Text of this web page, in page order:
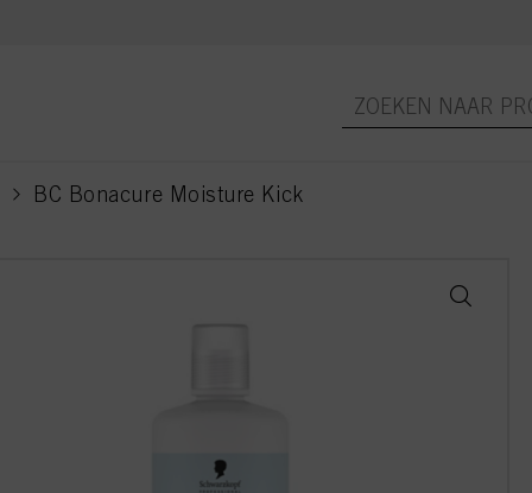
BC Bonacure Moisture Kick
current page